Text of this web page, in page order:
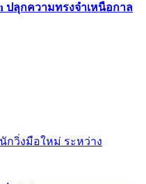
ปลุกความทรงจำเหนือกาล